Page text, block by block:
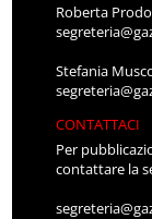
Roberta
Stefania
CONTATTACI
Per
contattare la